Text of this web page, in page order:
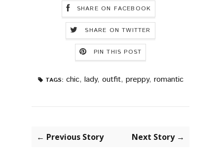
SHARE ON FACEBOOK
SHARE ON TWITTER
PIN THIS POST
TAGS: chic, lady, outfit, preppy, romantic
← Previous Story Next Story →